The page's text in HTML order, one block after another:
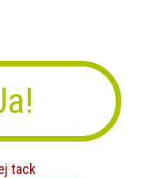
tack